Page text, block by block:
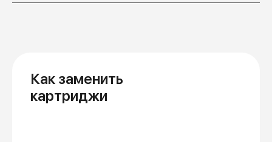
Как заменить
картриджи